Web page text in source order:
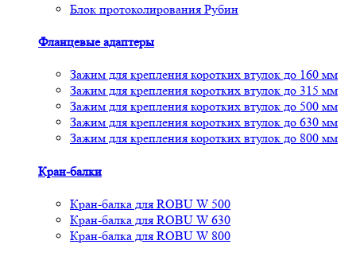
Блок протоколирования Рубин
Фланцевые адаптеры
Зажим для крепления коротких втулок до 160 мм
Зажим для крепления коротких втулок до 315 мм
Зажим для крепления коротких втулок до 500 мм
Зажим для крепления коротких втулок до 630 мм
Зажим для крепления коротких втулок до 800 мм
Кран-балки
Кран-балка для ROBU W 500
Кран-балка для ROBU W 630
Кран-балка для ROBU W 800